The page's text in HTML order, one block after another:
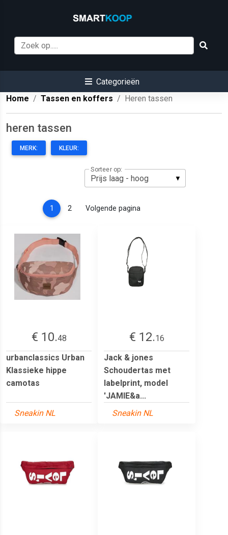
Categorieën
Home
Tassen en koffers Heren tassen
heren tassen
MERK: KLEUR:
Sorteer op:
1 (current)
2 Volgende pagina
€ 10.48
urbanclassics Urban
Klassieke hippe
camotas
Sneakin NL
€ 12.16
Jack & jones
Schoudertas met
labelprint, model
'JAMIE&a...
Sneakin NL